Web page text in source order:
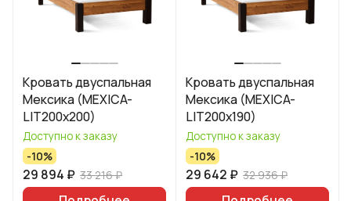
Кровать двуспальная
Мексика (MEXICA-
LIT200х200)
Доступно к заказу
-10%
29 894 ₽ 33 216 ₽
Кровать двуспальная
Мексика (MEXICA-
LIT200х190)
Доступно к заказу
-10%
29 642 ₽ 32 936 ₽